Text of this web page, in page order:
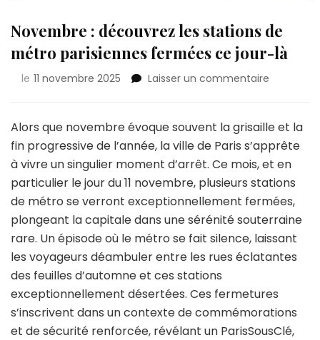
Novembre : découvrez les stations de
métro parisiennes fermées ce jour-là
le 11 novembre 2025 Laisser un commentaire
stations
de
métro
fermées
ce
jour-
là
Alors que novembre évoque souvent la grisaille et la
fin progressive de l’année, la ville de Paris s’apprête
à vivre un singulier moment d’arrêt. Ce mois, et en
particulier le jour du 11 novembre, plusieurs stations
de métro se verront exceptionnellement fermées,
plongeant la capitale dans une sérénité souterraine
rare. Un épisode où le métro se fait silence, laissant
les voyageurs déambuler entre les rues éclatantes
des feuilles d’automne et ces stations
exceptionnellement désertées. Ces fermetures
s’inscrivent dans un contexte de commémorations
et de sécurité renforcée, révélant un ParisSousClé,